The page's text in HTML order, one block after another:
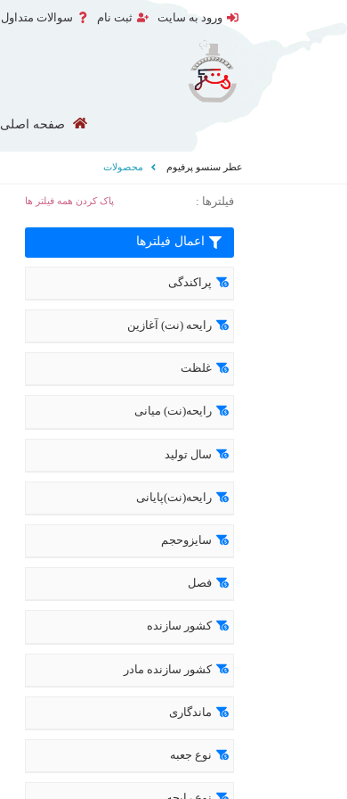
ورود به سایت ثبت نام سوالات متداول
صفحه اصلی
عطر سنسو پرفیوم محصولات
فیلترها : پاک کردن همه فیلتر ها
اعمال فیلترها
پراکندگی
رایحه (نت) آغازین
غلظت
رایحه(نت) میانی
سال تولید
رایحه(نت)پایانی
سایزوحجم
فصل
کشور سازنده
کشور سازنده مادر
ماندگاری
نوع جعبه